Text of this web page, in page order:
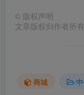
© 版权声明
文章版权归作者所
商城